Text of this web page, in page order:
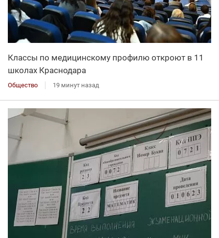
Классы по медицинскому профилю откроют в 11
школах Краснодара
Общество 19 минут назад